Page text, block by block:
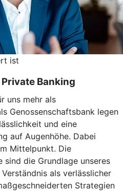
ist
Banking
uns mehr als
Genossenschaftsbank legen
und eine
auf Augenhöhe. Dabei
Mittelpunkt. Die
sind die Grundlage unseres
als verlässlicher
Strategien